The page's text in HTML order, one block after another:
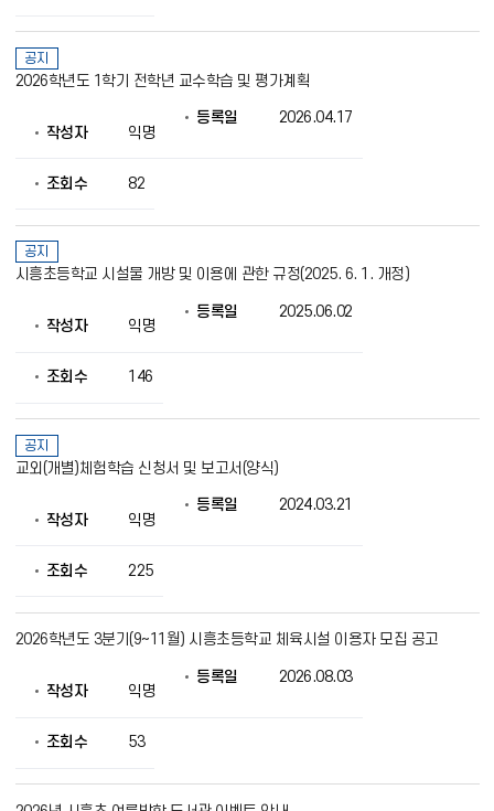
제
목,
작
회
의
정
보
공지
2026학년도 1학기 전학년 교수학습 및 평가계획
작성자 익명
등록일 2026.04.17
조회수 82
공지
시흥초등학교 시설물 개방 및 이용에 관한 규정(2025. 6. 1. 개정)
작성자 익명
등록일 2025.06.02
조회수 146
공지
교외(개별)체험학습 신청서 및 보고서(양식)
작성자 익명
등록일 2024.03.21
조회수 225
2026학년도 3분기(9~11월) 시흥초등학교 체육시설 이용자 모집 공고
작성자 익명
등록일 2026.08.03
조회수 53